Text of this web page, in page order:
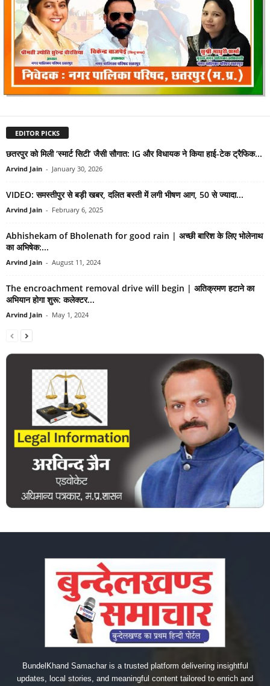
EDITOR PICKS
छतरपुर को मिली ‘स्मार्ट सिटी’ जैसी सौगात: IG और विधायक ने किया हाई-टेक ट्रैफिक...
Arvind Jain - January 30, 2026
VIDEO: समस्तीपुर से बड़ी खबर, दलित बस्ती में लगी भीषण आग, 50 से ज्यादा...
Arvind Jain - February 6, 2025
Abhishekam of Bholenath for good rain | अच्छी बारिश के लिए भोलेनाथ
का अभिषेक:...
Arvind Jain - August 11, 2024
The encroachment removal drive will begin | अतिक्रमण हटाने का
अभियान होगा शुरू: कलेक्टर...
Arvind Jain - May 1, 2024
BundelKhand Samachar is a trusted platform delivering insightful
updates, local stories, and meaningful content tailored to enrich and